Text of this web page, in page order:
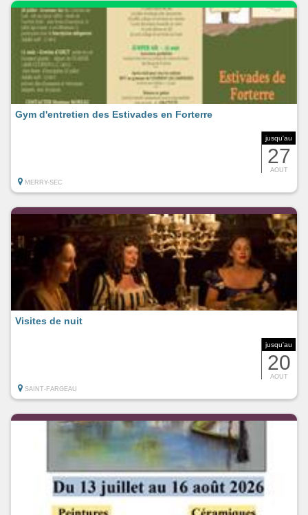
jusqu'au
27
AOUT
Gym d'entretien des Estivades en Forterre
MERRY-SEC
jusqu'au
20
AOUT
Visites de nuit
SAINT-FARGEAU